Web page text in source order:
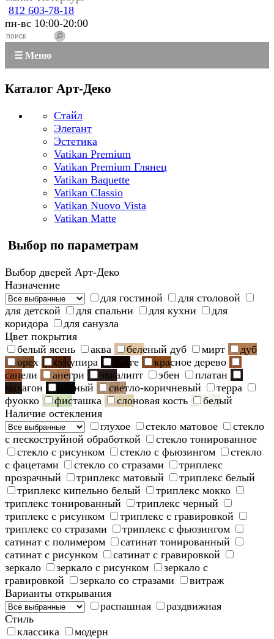
812 603-78-18
пн-вс 10:00-20:00
☰ Меню
Каталог Арт-Деко
Стайл
Элегант
Эстетика
Vatikan Premium
Vatikan Premium Глянец
Vatikan Baquette
Vatikan Classio
Vatikan Nuovo Vista
Vatikan Matte
Выбор по параметрам
Выбор дверей Арт-Деко
Назначение
для гостиной
для столовой
для детской
для спальни для кухни
для
коридора
для санузла
Цвет покрытия
белый ясень
аква беленый дуб мирт
дуб
орех
сукупира венге
красное дерево
сапели
анегри эвкалипт эбен
платан
махагон
черный светло-коричневый
терра
фуокко
фисташка слоновая кость
белый
Наличие остекления
глухое
стекло матовое
стекло
с пескоструйной обработкой
стекло тонированное
стекло с рисунком
стекло с фьюзингом
стекло
с фацетами
стекло со стразами
триплекс
прозрачный
триплекс матовый
триплекс белый
триплекс кипельно белый
триплекс мокко
триплекс тонированный
триплекс черный
триплекс с рисунком
триплекс с гравировкой
триплекс со стразами
триплекс с фьюзингом
сатинат с полимером
сатинат тонированный
сатинат с рисунком
сатинат с гравировкой
зеркало
зеркало с рисунком
зеркало с
гравировкой
зеркало со стразами
витраж
Варианты открывания
распашная
раздвижная
Стиль
классика
модерн